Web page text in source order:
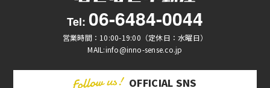
Tel: 06-6484-0044
営業時間：10:00-19:00（定休日：水曜日）
MAIL:info@inno-sense.co.jp
OFFICIAL SNS